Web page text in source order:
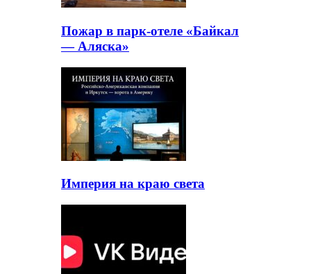
Пожар в парк-отеле «Байкал
— Аляска»
Империя на краю света